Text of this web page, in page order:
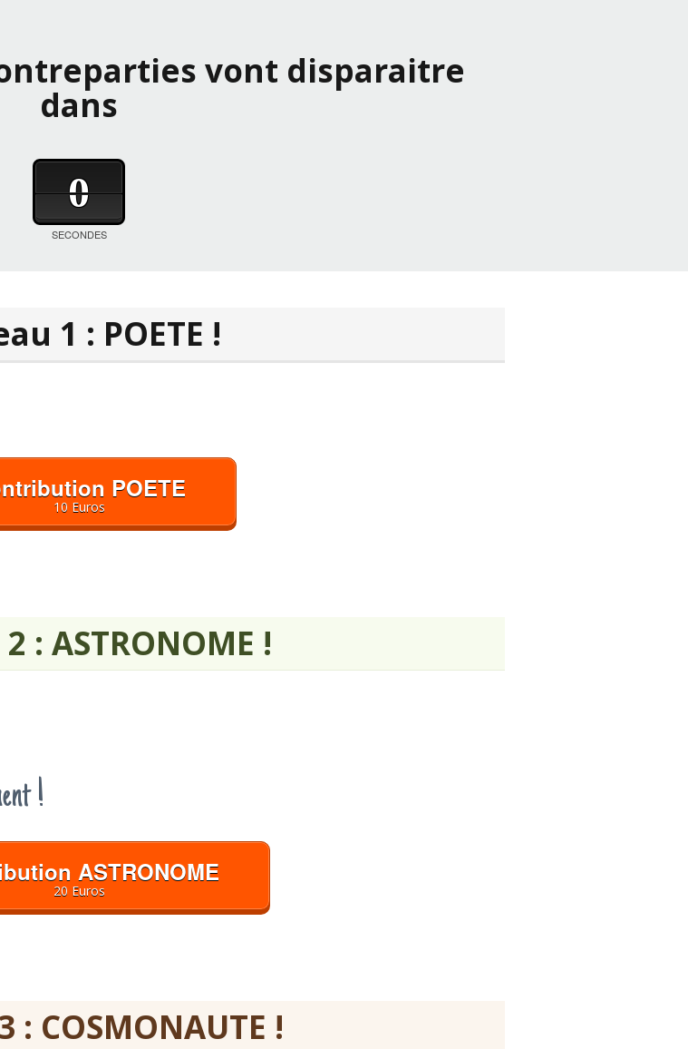
vont disparaitre
dans
0
SECONDES
1 : POETE !
POETE
10 Euros
: ASTRONOME !
!
ASTRONOME
20 Euros
: COSMONAUTE !